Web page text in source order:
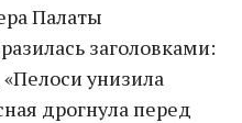
Палаты
заголовками:
унизила
дрогнула перед